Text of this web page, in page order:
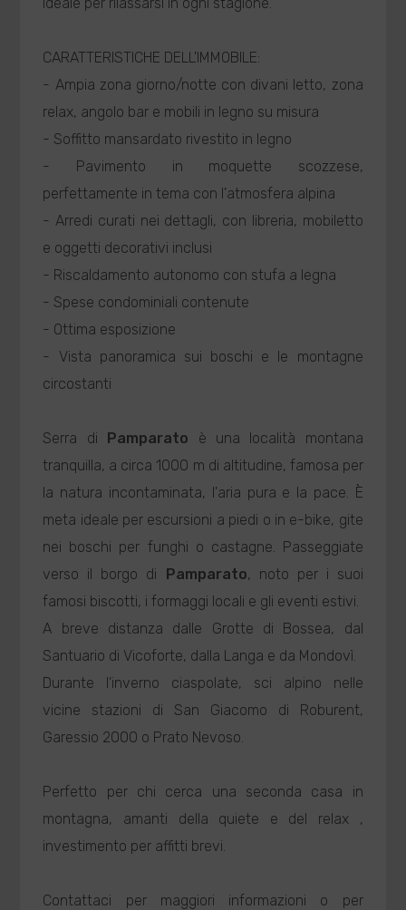
CARATTERISTICHE DELL'IMMOBILE:
- Ampia zona giorno/notte con divani letto, zona
relax, angolo bar e mobili in legno su misura
- Soffitto mansardato rivestito in legno
- Pavimento in moquette scozzese,
perfettamente in tema con l'atmosfera alpina
- Arredi curati nei dettagli, con libreria, mobiletto
e oggetti decorativi inclusi
- Riscaldamento autonomo con stufa a legna
- Spese condominiali contenute
- Ottima esposizione
- Vista panoramica sui boschi e le montagne
circostanti
Serra di Pamparato è una località montana
tranquilla, a circa 1000 m di altitudine, famosa per
la natura incontaminata, l'aria pura e la pace. È
meta ideale per escursioni a piedi o in e-bike, gite
nei boschi per funghi o castagne. Passeggiate
verso il borgo di Pamparato, noto per i suoi
famosi biscotti, i formaggi locali e gli eventi estivi.
A breve distanza dalle Grotte di Bossea, dal
Santuario di Vicoforte, dalla Langa e da Mondovì.
Durante l'inverno ciaspolate, sci alpino nelle
vicine stazioni di San Giacomo di Roburent,
Garessio 2000 o Prato Nevoso.
Perfetto per chi cerca una seconda casa in
montagna, amanti della quiete e del relax ,
investimento per affitti brevi.
Contattaci per maggiori informazioni o per